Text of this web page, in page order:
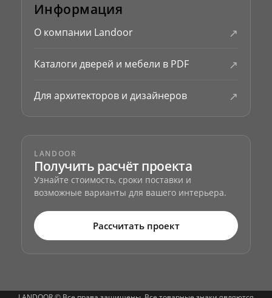
Информация
О компании Landoor ↗
Каталоги дверей и мебели в PDF ↗
Для архитекторов и дизайнеров ↗
LANDOOR
Получить расчёт проекта
Узнайте стоимость, сроки поставки и
возможные варианты для вашего интерьера.
Рассчитать проект